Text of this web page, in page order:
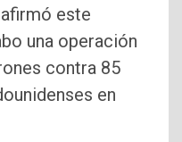
este
una operación
contra 85
en